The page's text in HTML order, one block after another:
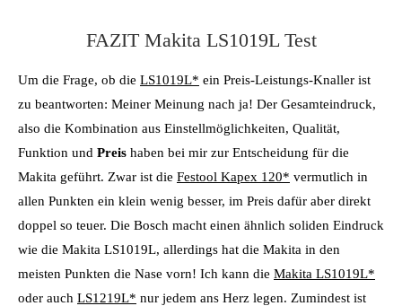
FAZIT Makita LS1019L Test
Um die Frage, ob die LS1019L* ein Preis-Leistungs-Knaller ist
zu beantworten: Meiner Meinung nach ja! Der Gesamteindruck,
also die Kombination aus Einstellmöglichkeiten, Qualität,
Funktion und Preis haben bei mir zur Entscheidung für die
Makita geführt. Zwar ist die Festool Kapex 120* vermutlich in
allen Punkten ein klein wenig besser, im Preis dafür aber direkt
doppel so teuer. Die Bosch macht einen ähnlich soliden Eindruck
wie die Makita LS1019L, allerdings hat die Makita in den
meisten Punkten die Nase vorn! Ich kann die Makita LS1019L*
oder auch LS1219L* nur jedem ans Herz legen. Zumindest ist